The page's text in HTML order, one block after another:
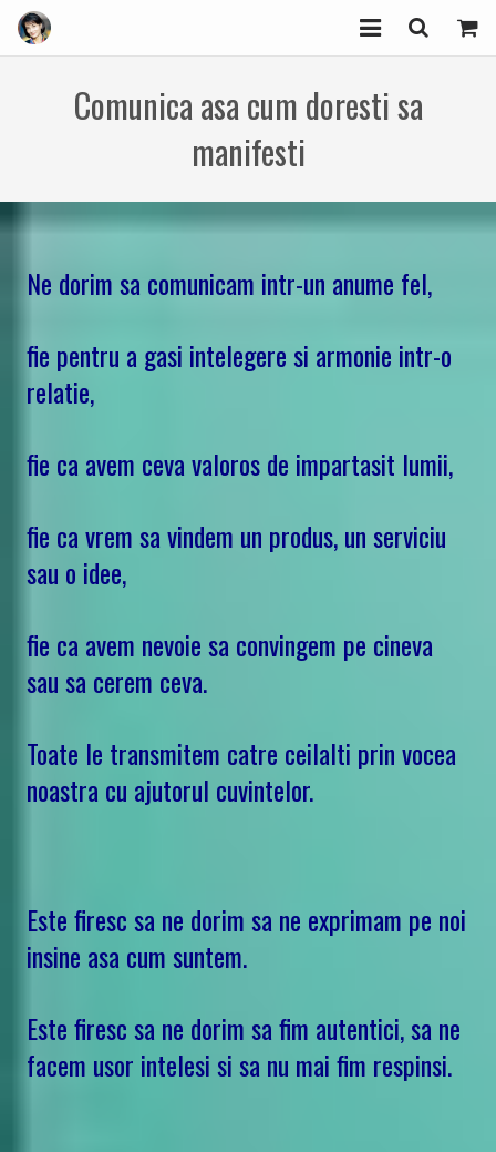
COMUNITATEA „Am Încredere”
CONTACT
Comunica asa cum doresti sa
manifesti
Ne dorim sa comunicam intr-un anume fel,
fie pentru a gasi intelegere si armonie intr-o
relatie,
fie ca avem ceva valoros de impartasit lumii,
fie ca vrem sa vindem un produs, un serviciu
sau o idee,
fie ca avem nevoie sa convingem pe cineva
sau sa cerem ceva.
Toate le transmitem catre ceilalti prin vocea
noastra cu ajutorul cuvintelor.
Este firesc sa ne dorim sa ne exprimam pe noi
insine asa cum suntem.
Este firesc sa ne dorim sa fim autentici, sa ne
facem usor intelesi si sa nu mai fim respinsi.